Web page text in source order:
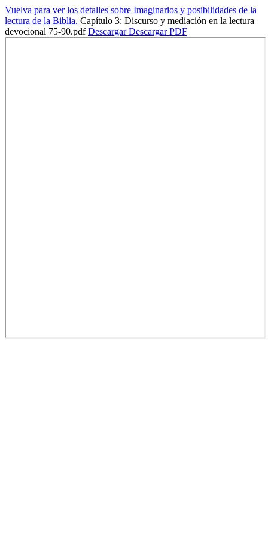
Vuelva para ver los detalles sobre Imaginarios y posibilidades de la
lectura de la Biblia. Capítulo 3: Discurso y mediación en la lectura
devocional 75-90.pdfDescargarDescargar PDF